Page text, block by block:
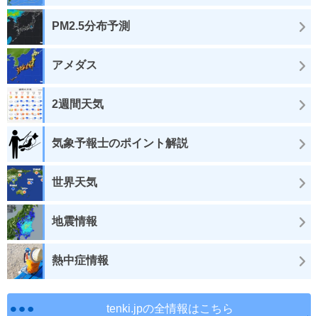
PM2.5分布予測
アメダス
2週間天気
気象予報士のポイント解説
世界天気
地震情報
熱中症情報
tenki.jpの全情報はこちら